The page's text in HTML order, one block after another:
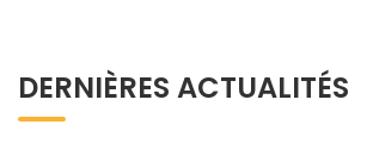
DERNIÈRES ACTUALITÉS